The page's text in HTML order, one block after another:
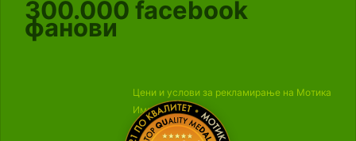
300.000 facebook
фанови
Цени и услови за рекламирање на Мотика
Импресум